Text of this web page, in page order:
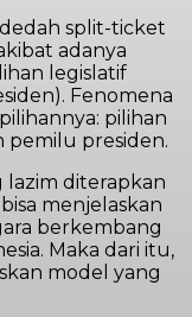
split-ticket
adanya
legislatif
Fenomena
pilihan
pemilu presiden.
diterapkan
menjelaskan
berkembang
Maka dari itu,
model yang